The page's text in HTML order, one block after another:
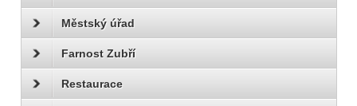
Městský úřad
Farnost Zubří
Restaurace